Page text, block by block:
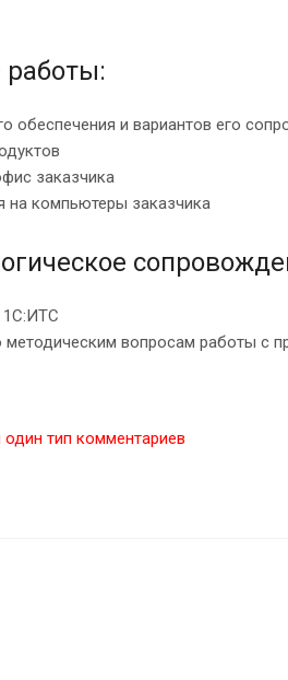
обеспечения и вариантов его
заказчика
на компьютеры заказчика
1С:ИТС
методическим вопросам работы с
тип комментариев